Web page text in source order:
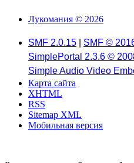
Лукомания © 2026
SMF 2.0.15 SMF ©
SimplePortal 2.3.6 ©
Simple Audio Video
Карта сайта
XHTML
RSS
Sitemap XML
Мобильная версия